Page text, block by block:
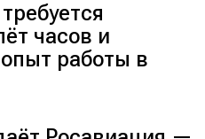
часов и
работы в